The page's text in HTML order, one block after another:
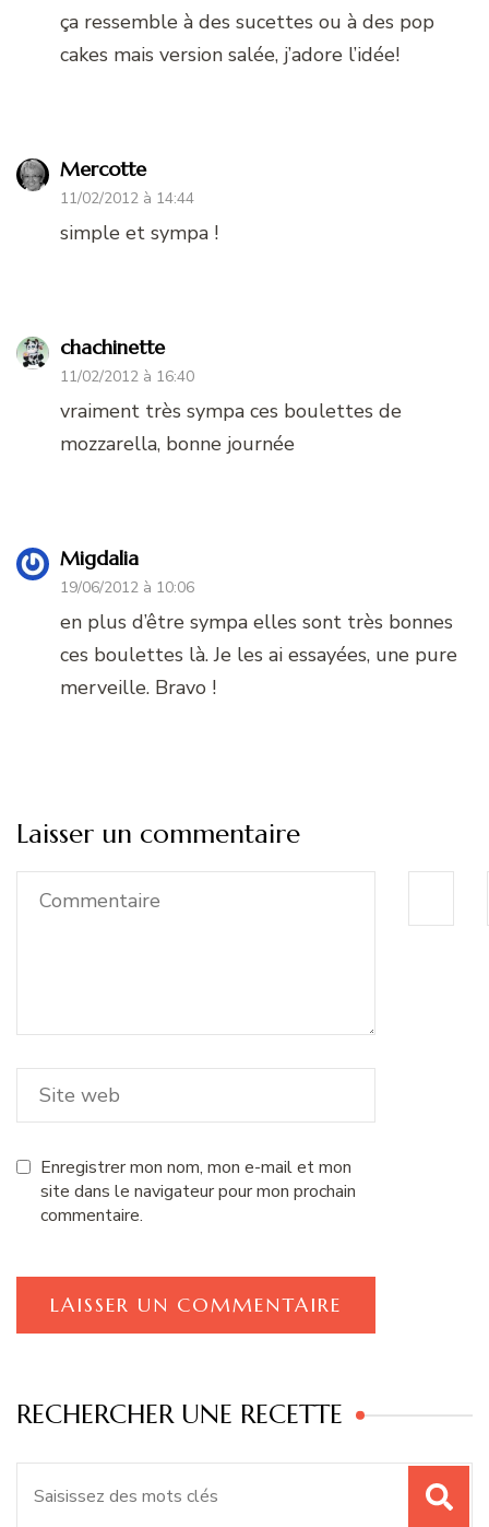
ça ressemble à des sucettes ou à des pop
cakes mais version salée, j’adore l’idée!
Mercotte
11/02/2012 à 14:44
simple et sympa !
chachinette
11/02/2012 à 16:40
vraiment très sympa ces boulettes de
mozzarella, bonne journée
Migdalia
19/06/2012 à 10:06
en plus d’être sympa elles sont très bonnes
ces boulettes là. Je les ai essayées, une pure
merveille. Bravo !
Laisser un commentaire
Enregistrer mon nom, mon e-mail et mon
site dans le navigateur pour mon prochain
commentaire.
RECHERCHER UNE RECETTE